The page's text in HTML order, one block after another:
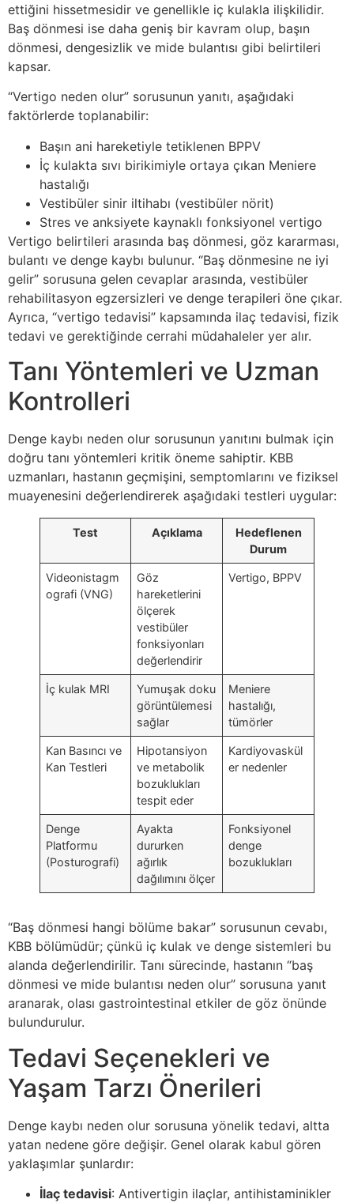
ettiğini hissetmesidir ve genellikle iç kulakla ilişkilidir.
Baş dönmesi ise daha geniş bir kavram olup, başın
dönmesi, dengesizlik ve mide bulantısı gibi belirtileri
kapsar.
“Vertigo neden olur” sorusunun yanıtı, aşağıdaki
faktörlerde toplanabilir:
Başın ani hareketiyle tetiklenen BPPV
İç kulakta sıvı birikimiyle ortaya çıkan Meniere
hastalığı
Vestibüler sinir iltihabı (vestibüler nörit)
Stres ve anksiyete kaynaklı fonksiyonel vertigo
Vertigo belirtileri arasında baş dönmesi, göz kararması,
bulantı ve denge kaybı bulunur. “Baş dönmesine ne iyi
gelir” sorusuna gelen cevaplar arasında, vestibüler
rehabilitasyon egzersizleri ve denge terapileri öne çıkar.
Ayrıca, “vertigo tedavisi” kapsamında ilaç tedavisi, fizik
tedavi ve gerektiğinde cerrahi müdahaleler yer alır.
Tanı Yöntemleri ve Uzman
Kontrolleri
Denge kaybı neden olur sorusunun yanıtını bulmak için
doğru tanı yöntemleri kritik öneme sahiptir. KBB
uzmanları, hastanın geçmişini, semptomlarını ve fiziksel
muayenesini değerlendirerek aşağıdaki testleri uygular:
Test Açıklama
Hedeflenen
Durum
Videonistagm
ografi (VNG)
Göz
hareketlerini
ölçerek
vestibüler
fonksiyonları
değerlendirir
Vertigo, BPPV
İç kulak MRI
Yumuşak doku
görüntülemesi
sağlar
Meniere
hastalığı,
tümörler
Kan Basıncı ve
Kan Testleri
Hipotansiyon
ve metabolik
bozuklukları
tespit eder
Kardiyovaskül
er nedenler
Denge
Platformu
(Posturografi)
Ayakta
dururken
ağırlık
dağılımını ölçer
Fonksiyonel
denge
bozuklukları
“Baş dönmesi hangi bölüme bakar” sorusunun cevabı,
KBB bölümüdür; çünkü iç kulak ve denge sistemleri bu
alanda değerlendirilir. Tanı sürecinde, hastanın “baş
dönmesi ve mide bulantısı neden olur” sorusuna yanıt
aranarak, olası gastrointestinal etkiler de göz önünde
bulundurulur.
Tedavi Seçenekleri ve
Yaşam Tarzı Önerileri
Denge kaybı neden olur sorusuna yönelik tedavi, altta
yatan nedene göre değişir. Genel olarak kabul gören
yaklaşımlar şunlardır:
İlaç tedavisi: Antivertigin ilaçlar, antihistaminikler